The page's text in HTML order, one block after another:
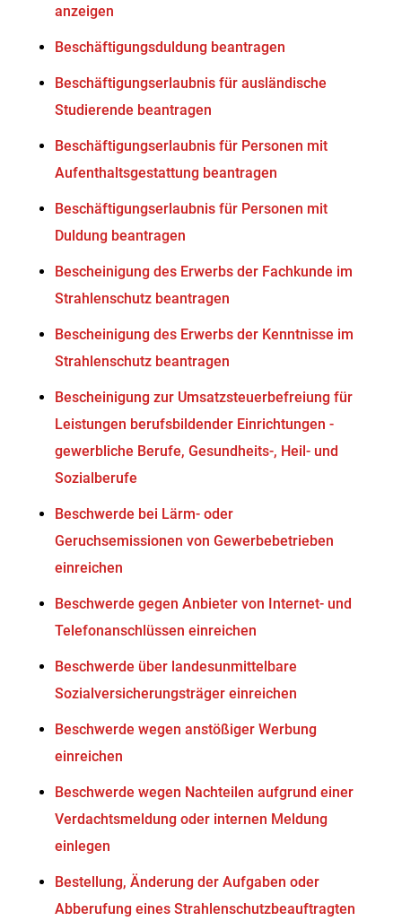
anzeigen
Beschäftigungsduldung beantragen
Beschäftigungserlaubnis für ausländische
Studierende beantragen
Beschäftigungserlaubnis für Personen mit
Aufenthaltsgestattung beantragen
Beschäftigungserlaubnis für Personen mit
Duldung beantragen
Bescheinigung des Erwerbs der Fachkunde im
Strahlenschutz beantragen
Bescheinigung des Erwerbs der Kenntnisse im
Strahlenschutz beantragen
Bescheinigung zur Umsatzsteuerbefreiung für
Leistungen berufsbildender Einrichtungen -
gewerbliche Berufe, Gesundheits-, Heil- und
Sozialberufe
Beschwerde bei Lärm- oder
Geruchsemissionen von Gewerbebetrieben
einreichen
Beschwerde gegen Anbieter von Internet- und
Telefonanschlüssen einreichen
Beschwerde über landesunmittelbare
Sozialversicherungsträger einreichen
Beschwerde wegen anstößiger Werbung
einreichen
Beschwerde wegen Nachteilen aufgrund einer
Verdachtsmeldung oder internen Meldung
einlegen
Bestellung, Änderung der Aufgaben oder
Abberufung eines Strahlenschutzbeauftragten